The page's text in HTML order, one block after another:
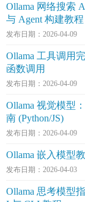
Ollama 网络搜索
与 Agent 构建教程
发布日期：2026-04-09
Ollama 工具调用
函数调用
发布日期：2026-04-09
Ollama 视觉模型
南 (Python/JS)
发布日期：2026-04-09
Ollama 嵌入模型
发布日期：2026-04-03
Ollama 思考模型